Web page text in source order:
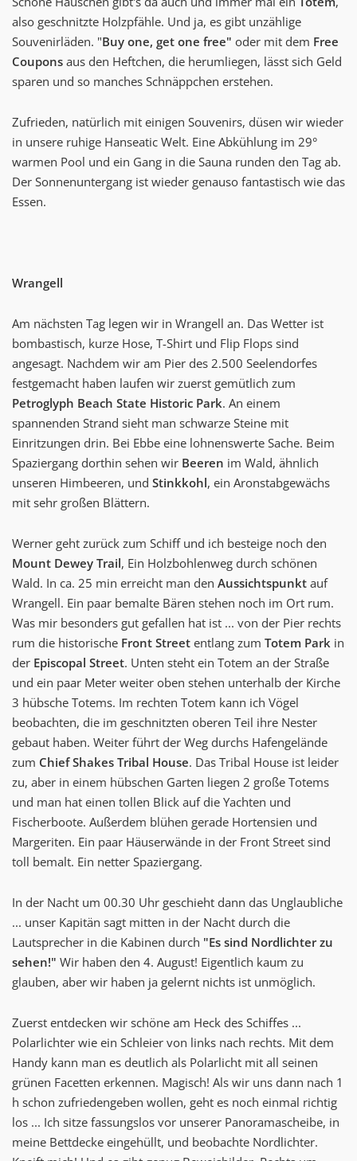
also geschnitzte Holzpfähle. Und ja, es gibt unzählige
Souvenirläden. "Buy one, get one free" oder mit dem Free
Coupons aus den Heftchen, die herumliegen, lässt sich Geld
sparen und so manches Schnäppchen erstehen.
Zufrieden, natürlich mit einigen Souvenirs, düsen wir wieder
in unsere ruhige Hanseatic Welt. Eine Abkühlung im 29°
warmen Pool und ein Gang in die Sauna runden den Tag ab.
Der Sonnenuntergang ist wieder genauso fantastisch wie das
Essen.
Wrangell
Am nächsten Tag legen wir in Wrangell an. Das Wetter ist
bombastisch, kurze Hose, T-Shirt und Flip Flops sind
angesagt. Nachdem wir am Pier des 2.500 Seelendorfes
festgemacht haben laufen wir zuerst gemütlich zum
Petroglyph Beach State Historic Park. An einem
spannenden Strand sieht man schwarze Steine mit
Einritzungen drin. Bei Ebbe eine lohnenswerte Sache. Beim
Spaziergang dorthin sehen wir Beeren im Wald, ähnlich
unseren Himbeeren, und Stinkkohl, ein Aronstabgewächs
mit sehr großen Blättern.
Werner geht zurück zum Schiff und ich besteige noch den
Mount Dewey Trail, Ein Holzbohlenweg durch schönen
Wald. In ca. 25 min erreicht man den Aussichtspunkt auf
Wrangell. Ein paar bemalte Bären stehen noch im Ort rum.
Was mir besonders gut gefallen hat ist ... von der Pier rechts
rum die historische Front Street entlang zum Totem Park in
der Episcopal Street. Unten steht ein Totem an der Straße
und ein paar Meter weiter oben stehen unterhalb der Kirche
3 hübsche Totems. Im rechten Totem kann ich Vögel
beobachten, die im geschnitzten oberen Teil ihre Nester
gebaut haben. Weiter führt der Weg durchs Hafengelände
zum Chief Shakes Tribal House. Das Tribal House ist leider
zu, aber in einem hübschen Garten liegen 2 große Totems
und man hat einen tollen Blick auf die Yachten und
Fischerboote. Außerdem blühen gerade Hortensien und
Margeriten. Ein paar Häuserwände in der Front Street sind
toll bemalt. Ein netter Spaziergang.
In der Nacht um 00.30 Uhr geschieht dann das Unglaubliche
... unser Kapitän sagt mitten in der Nacht durch die
Lautsprecher in die Kabinen durch "Es sind Nordlichter zu
sehen!" Wir haben den 4. August! Eigentlich kaum zu
glauben, aber wir haben ja gelernt nichts ist unmöglich.
Zuerst entdecken wir schöne am Heck des Schiffes ...
Polarlichter wie ein Schleier von links nach rechts. Mit dem
Handy kann man es deutlich als Polarlicht mit all seinen
grünen Facetten erkennen. Magisch! Als wir uns dann nach 1
h schon zufriedengeben wollen, geht es noch einmal richtig
los ... Ich sitze fassungslos vor unserer Panoramascheibe, in
meine Bettdecke eingehüllt, und beobachte Nordlichter.